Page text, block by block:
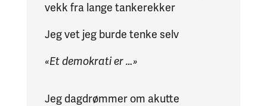
vekk fra lange tankerekker
Jeg vet jeg burde tenke selv
«Et demokrati er …»
Jeg dagdrømmer om akutte